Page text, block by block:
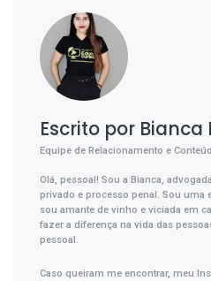
Escrito por Bianca
Equipe de Relacionamento e
Olá, pessoal! Sou a Bianca,
privado e processo penal. Sou uma
sou amante de vinho e viciada em
fazer a diferença na vida das
pessoal.
Caso queiram me encontrar, meu